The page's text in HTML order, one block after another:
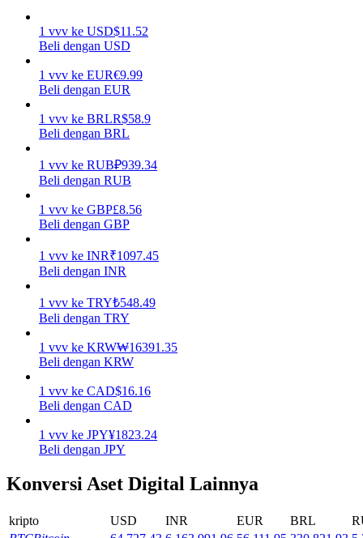
Strategi perdagangan
Pelajari cara untuk tetap menghasilkan keuntungan
Menghasilkan
Dapatkan imbalan kompetitif setiap hari
1 vvv ke USD$11.52
Beli dengan USD
1 vvv ke EUR€9.99
Beli dengan EUR
1 vvv ke BRLR$58.9
Beli dengan BRL
1 vvv ke RUB₽939.34
Beli dengan RUB
1 vvv ke GBP£8.56
Beli dengan GBP
1 vvv ke INR₹1097.45
Beli dengan INR
1 vvv ke TRY₺548.49
Beli dengan TRY
1 vvv ke KRW₩16391.35
Beli dengan KRW
1 vvv ke CAD$16.16
Beli dengan CAD
1 vvv ke JPY¥1823.24
Beli dengan JPY
Konversi Aset Digital Lainnya
kripto USD INR EUR BRL